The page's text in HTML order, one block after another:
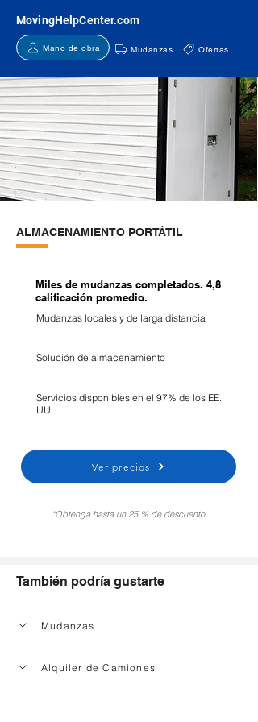
MovingHelpCenter.com
Mano de obra Mudanzas Ofertas
ALMACENAMIENTO PORTÁTIL
Miles de mudanzas completados. 4,8
calificación promedio.
Mudanzas locales y de larga distancia
Solución de almacenamiento
Servicios disponibles en el 97% de los EE.
UU.
Ver precios
*Obtenga hasta un 25 % de descuento
También podría gustarte
Mudanzas
Alquiler de Camiones